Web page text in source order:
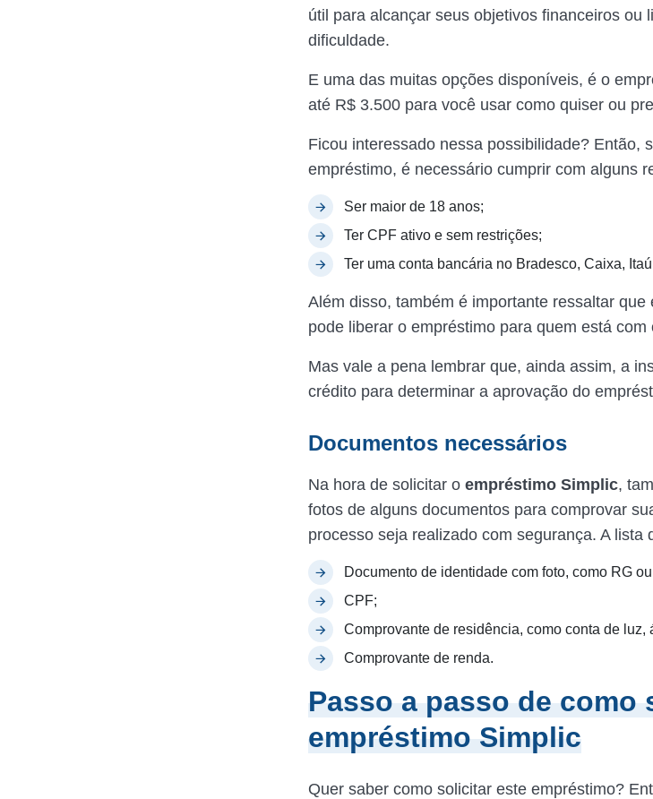
útil para alcançar seus objetivos financeiros ou
dificuldade.
E uma das muitas opções disponíveis, é o
até R$ 3.500 para você usar como quiser ou
Ficou interessado nessa possibilidade? Então,
empréstimo, é necessário cumprir com alguns
Ser maior de 18 anos;
Ter CPF ativo e sem restrições;
Ter uma conta bancária no Bradesco, Caixa,
Além disso, também é importante ressaltar
pode liberar o empréstimo para quem está com
Mas vale a pena lembrar que, ainda assim, a
crédito para determinar a aprovação do
Documentos necessários
Na hora de solicitar o empréstimo Simplic,
fotos de alguns documentos para comprovar
processo seja realizado com segurança. A lista
Documento de identidade com foto, como RG
CPF;
Comprovante de residência, como conta de luz,
Comprovante de renda.
Passo a passo de como
empréstimo Simplic
Quer saber como solicitar este empréstimo?